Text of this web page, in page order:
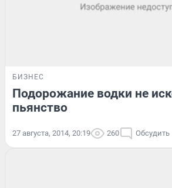
БИЗНЕС
Подорожание водки не
пьянство
27 августа, 2014, 20:19 260 Обсудить